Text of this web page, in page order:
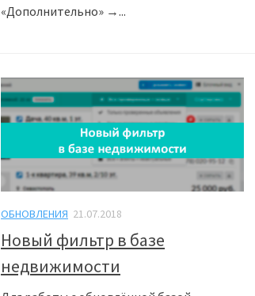
«Дополнительно» →...
ОБНОВЛЕНИЯ 21.07.2018
Новый фильтр в базе
недвижимости